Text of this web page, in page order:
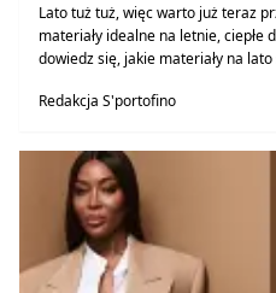
Lato tuż tuż, więc warto już teraz
materiały idealne na letnie, ciepłe dni. Przeczytaj nasz
dowiedz się, jakie materiały na
Redakcja S'portofino